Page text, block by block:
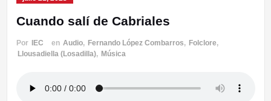
Cuando salí de Cabriales
Por IEC en Audio, Fernando López Combarros, Folclore,
Llousadiella (Losadilla), Música